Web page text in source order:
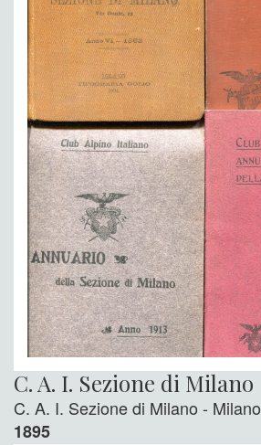
C. A. I. Sezione di Milano
C. A. I. Sezione di Milano - Milano
1895